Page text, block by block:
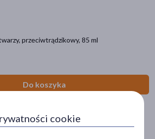
przeciwtrądzikowy, 85 ml
Do koszyka
do twarzy
Roku(1)
(9)
cookie